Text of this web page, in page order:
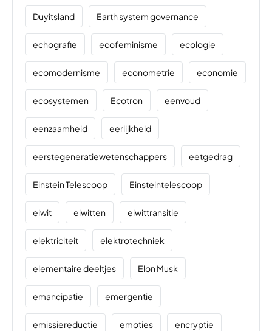
Duyitsland Earth system governance
echografie ecofeminisme ecologie
ecomodernisme econometrie economie
ecosystemen Ecotron eenvoud
eenzaamheid eerlijkheid
eerstegeneratiewetenschappers eetgedrag
Einstein Telescoop Einsteintelescoop
eiwit eiwitten eiwittransitie
elektriciteit elektrotechniek
elementaire deeltjes Elon Musk
emancipatie emergentie
emissiereductie emoties encryptie